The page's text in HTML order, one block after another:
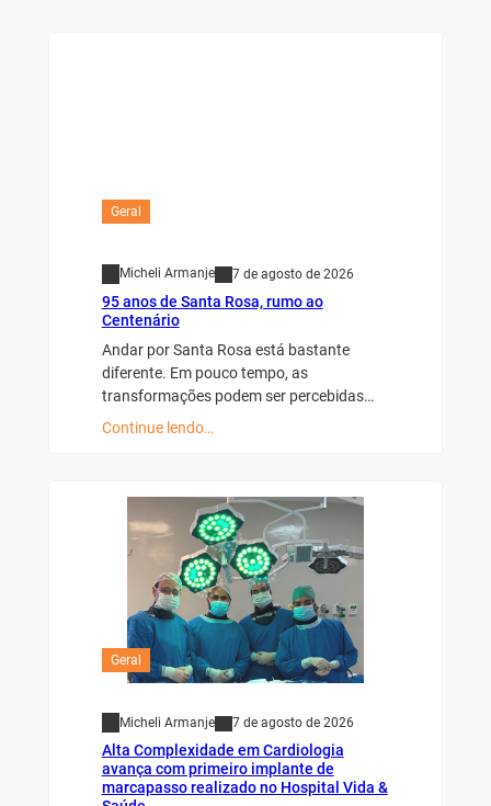
Geral
Micheli Armanje 7 de agosto de 2026
95 anos de Santa Rosa, rumo ao
Centenário
Andar por Santa Rosa está bastante
diferente. Em pouco tempo, as
transformações podem ser percebidas…
Continue lendo…
Geral
Micheli Armanje 7 de agosto de 2026
Alta Complexidade em Cardiologia
avança com primeiro implante de
marcapasso realizado no Hospital Vida &